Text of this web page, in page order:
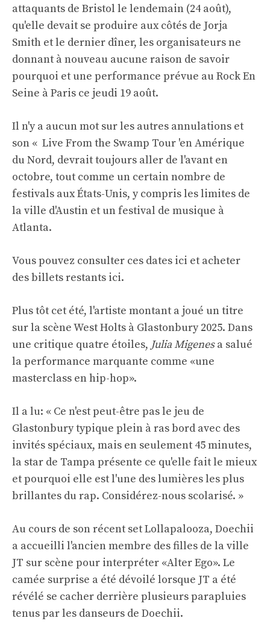
attaquants de Bristol le lendemain (24 août),
qu'elle devait se produire aux côtés de Jorja
Smith et le dernier dîner, les organisateurs ne
donnant à nouveau aucune raison de savoir
pourquoi et une performance prévue au Rock En
Seine à Paris ce jeudi 19 août.
Il n'y a aucun mot sur les autres annulations et
son « Live From the Swamp Tour 'en Amérique
du Nord, devrait toujours aller de l'avant en
octobre, tout comme un certain nombre de
festivals aux États-Unis, y compris les limites de
la ville d'Austin et un festival de musique à
Atlanta.
Vous pouvez consulter ces dates ici et acheter
des billets restants ici.
Plus tôt cet été, l'artiste montant a joué un titre
sur la scène West Holts à Glastonbury 2025. Dans
une critique quatre étoiles, Julia Migenesa salué
la performance marquante comme «une
masterclass en hip-hop».
Il a lu: « Ce n'est peut-être pas le jeu de
Glastonbury typique plein à ras bord avec des
invités spéciaux, mais en seulement 45 minutes,
la star de Tampa présente ce qu'elle fait le mieux
et pourquoi elle est l'une des lumières les plus
brillantes du rap. Considérez-nous scolarisé. »
Au cours de son récent set Lollapalooza, Doechii
a accueilli l'ancien membre des filles de la ville
JT sur scène pour interpréter «Alter Ego». Le
camée surprise a été dévoilé lorsque JT a été
révélé se cacher derrière plusieurs parapluies
tenus par les danseurs de Doechii.